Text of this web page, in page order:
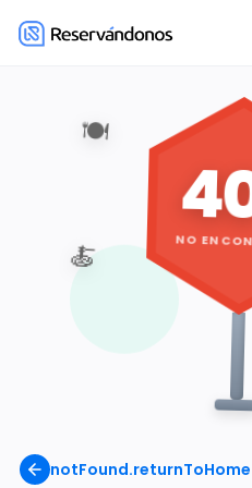
notFound.returnToHome
🍽️
🍝 NO